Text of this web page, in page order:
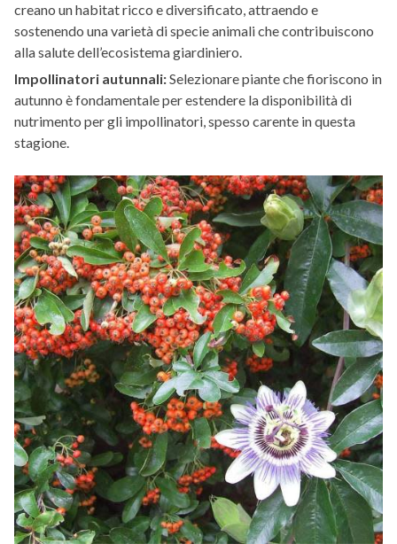
creano un habitat ricco e diversificato, attraendo e
sostenendo una varietà di specie animali che contribuiscono
alla salute dell’ecosistema giardiniero.
Impollinatori autunnali:Selezionare piante che fioriscono in
autunno è fondamentale per estendere la disponibilità di
nutrimento per gli impollinatori, spesso carente in questa
stagione.